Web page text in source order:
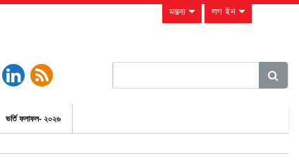
মন্তব্য লগ ইন
ভর্তি ফলাফল- ২০২৬